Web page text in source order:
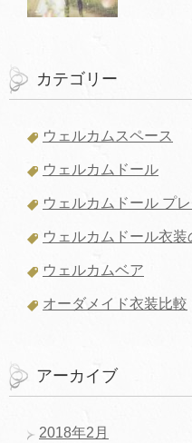
カテゴリー
ウェルカムスペース
ウェルカムドール
ウェルカムドール プ
ウェルカムドール衣装
ウェルカムベア
オーダメイド衣装比較
アーカイブ
2018年2月